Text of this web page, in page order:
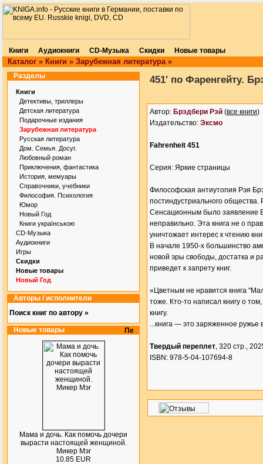
Книги Аудиокниги CD-Музыка Скидки Новые товары
Каталог » Книги » Зарубежная литература»
Разделы
Книги
Детективы, триллеры
Детская литература
Подарочные издания
Зарубежная литература
Русская литература
Дом. Семья. Досуг.
Любовный роман
Приключения, фантастика
История, мемуары
Справочники, учебники
Философия. Психология
Юмор
Новый Год
Книги українською
CD-Музыка
Аудиокниги
Игры
Скидки
Новые товары
Новый Год
Авторы / исполнители
Поиск книг по автору »
Новые товары
Мама и дочь. Как помочь дочери
вырасти настоящей женщиной.
Микер Мэг
10.85 EUR
451' по Фаренгейту.
Автор: Брэдбери Рэй (все книги)
Издательство: Эксмо
Fahrenheit 451
Серия: Яркие страницы
Философская антиутопия Рэя
постиндустриального
Сенсационным было заявление
неправильно. Эта книга не о
уничтожает интерес к чтению
В начале 1950-х большинство
новой эры свободы, достатка и
приведет к запрету книг.
«Цветным не нравится книга
тоже. Кто-то написал книгу о
книгу.
...книга — это заряженное
Твердый переплет, 320 стр.,
ISBN: 978-5-04-107694-8